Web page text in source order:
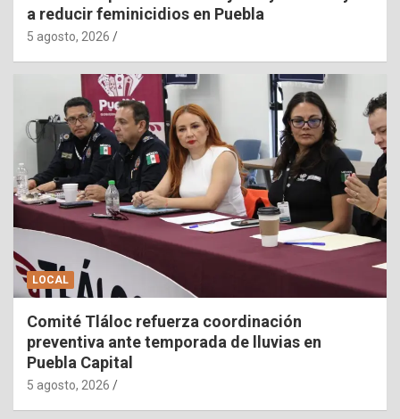
a reducir feminicidios en Puebla
5 agosto, 2026
LOCAL
Comité Tláloc refuerza coordinación
preventiva ante temporada de lluvias en
Puebla Capital
5 agosto, 2026